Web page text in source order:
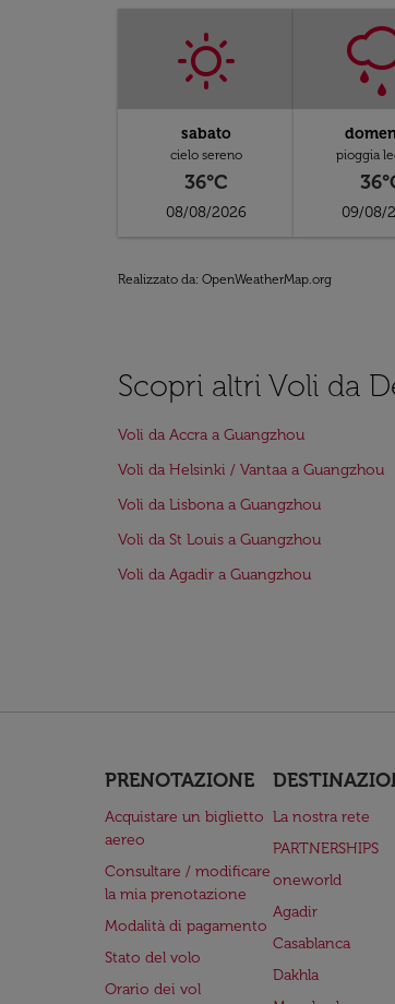
sabato
cielo sereno
36°C
08/08/2026
pioggia
09/08/
Realizzato da: OpenWeatherMap.org
Scopri altri Voli da
Voli da Accra a Guangzhou
Voli da Helsinki / Vantaa a Guangzhou
Voli da Lisbona a Guangzhou
Voli da St Louis a Guangzhou
Voli da Agadir a Guangzhou
PRENOTAZIONE
Acquistare un biglietto
aereo
Consultare / modificare
la mia prenotazione
Modalità di pagamento
Stato del volo
Orario dei vol
La nostra rete
PARTNERSHIPS
oneworld
Agadir
Casablanca
Dakhla